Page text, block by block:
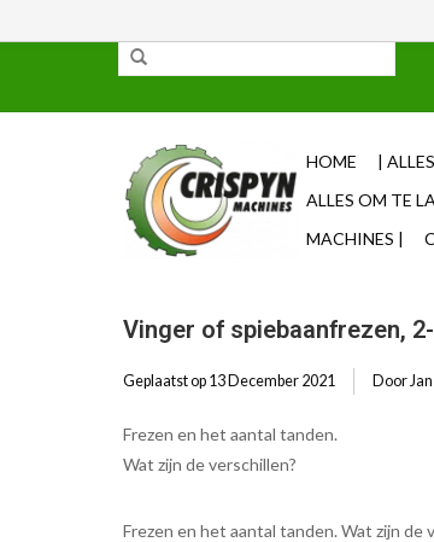
HOME |
ALLES OM TE
MACHINES |
Vinger of spiebaanfrezen,
Geplaatst op 13 December 2021 Door
Frezen en het aantal tanden.
Wat zijn de verschillen?
Frezen en het aantal tanden. Wat zijn de
✓ 85% uit voorraad leverbaar ✓